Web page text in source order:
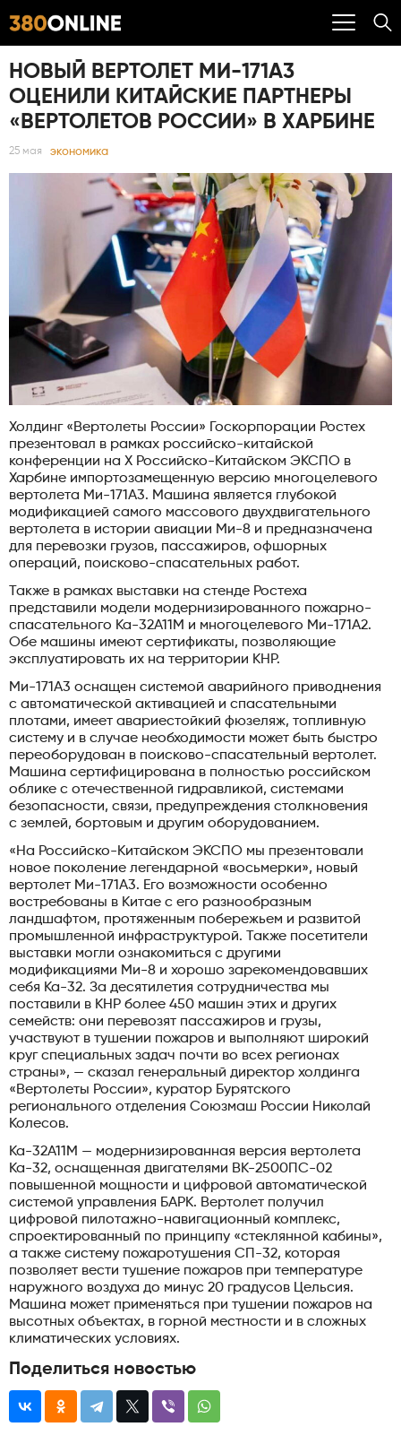
НОВЫЙ ВЕРТОЛЕТ МИ-171А3
ОЦЕНИЛИ КИТАЙСКИЕ ПАРТНЕРЫ
«ВЕРТОЛЕТОВ РОССИИ» В ХАРБИНЕ
25 мая экономика
Холдинг «Вертолеты России» Госкорпорации Ростех
презентовал в рамках российско-китайской
конференции на Х Российско-Китайском ЭКСПО в
Харбине импортозамещенную версию многоцелевого
вертолета Ми-171А3. Машина является глубокой
модификацией самого массового двухдвигательного
вертолета в истории авиации Ми-8 и предназначена
для перевозки грузов, пассажиров, офшорных
операций, поисково-спасательных работ.
Также в рамках выставки на стенде Ростеха
представили модели модернизированного пожарно-
спасательного Ка-32А11М и многоцелевого Ми-171А2.
Обе машины имеют сертификаты, позволяющие
эксплуатировать их на территории КНР.
Ми-171А3 оснащен системой аварийного приводнения
с автоматической активацией и спасательными
плотами, имеет авариестойкий фюзеляж, топливную
систему и в случае необходимости может быть быстро
переоборудован в поисково-спасательный вертолет.
Машина сертифицирована в полностью российском
облике с отечественной гидравликой, системами
безопасности, связи, предупреждения столкновения
с землей, бортовым и другим оборудованием.
«На Российско-Китайском ЭКСПО мы презентовали
новое поколение легендарной «восьмерки», новый
вертолет Ми-171А3. Его возможности особенно
востребованы в Китае с его разнообразным
ландшафтом, протяженным побережьем и развитой
промышленной инфраструктурой. Также посетители
выставки могли ознакомиться с другими
модификациями Ми-8 и хорошо зарекомендовавших
себя Ка-32. За десятилетия сотрудничества мы
поставили в КНР более 450 машин этих и других
семейств: они перевозят пассажиров и грузы,
участвуют в тушении пожаров и выполняют широкий
круг специальных задач почти во всех регионах
страны», — сказал генеральный директор холдинга
«Вертолеты России», куратор Бурятского
регионального отделения Союзмаш России Николай
Колесов.
Ка-32А11М — модернизированная версия вертолета
Ка-32, оснащенная двигателями ВК-2500ПС-02
повышенной мощности и цифровой автоматической
системой управления БАРК. Вертолет получил
цифровой пилотажно-навигационный комплекс,
спроектированный по принципу «стеклянной кабины»,
а также систему пожаротушения СП-32, которая
позволяет вести тушение пожаров при температуре
наружного воздуха до минус 20 градусов Цельсия.
Машина может применяться при тушении пожаров на
высотных объектах, в горной местности и в сложных
климатических условиях.
Поделиться новостью